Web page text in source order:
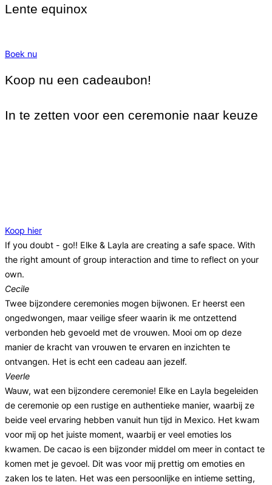
Lente equinox
Boek nu
Koop nu een cadeaubon!
In te zetten voor een ceremonie naar keuze
Koop hier
If you doubt - go!! Elke & Layla are creating a safe space. With
the right amount of group interaction and time to reflect on your
own.
Cecile
Twee bijzondere ceremonies mogen bijwonen. Er heerst een
ongedwongen, maar veilige sfeer waarin ik me ontzettend
verbonden heb gevoeld met de vrouwen. Mooi om op deze
manier de kracht van vrouwen te ervaren en inzichten te
ontvangen. Het is echt een cadeau aan jezelf.
Veerle
Wauw, wat een bijzondere ceremonie! Elke en Layla begeleiden
de ceremonie op een rustige en authentieke manier, waarbij ze
beide veel ervaring hebben vanuit hun tijd in Mexico. Het kwam
voor mij op het juiste moment, waarbij er veel emoties los
kwamen. De cacao is een bijzonder middel om meer in contact te
komen met je gevoel. Dit was voor mij prettig om emoties en
zaken los te laten. Het was een persoonlijke en intieme setting,